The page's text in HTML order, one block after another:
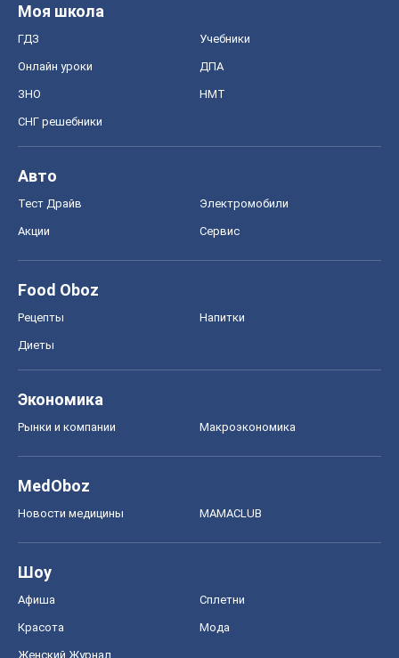
Моя школа
ГДЗ Учебники
Онлайн уроки ДПА
ЗНО НМТ
СНГ решебники
Авто
Тест Драйв Электромобили
Акции Сервис
Food Oboz
Рецепты Напитки
Диеты
Экономика
Рынки и компании Mакроэкономика
MedOboz
Новости медицины MAMACLUB
Шоу
Афиша Сплетни
Красота Мода
Женский Журнал